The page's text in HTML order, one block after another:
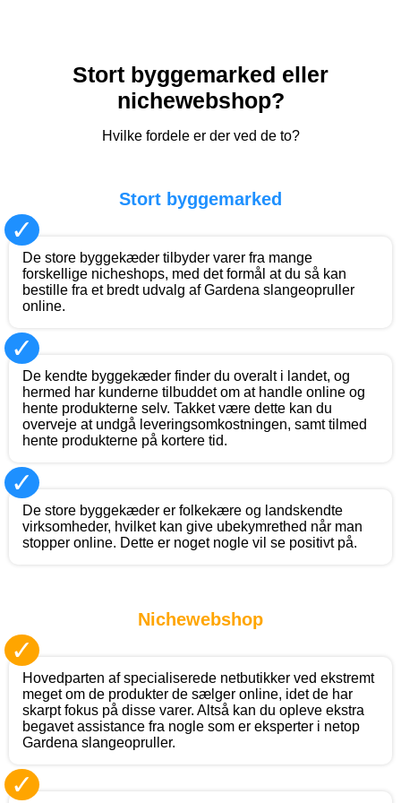
Stort byggemarked eller
nichewebshop?
Hvilke fordele er der ved de to?
Stort byggemarked
✓
De store byggekæder tilbyder varer fra mange
forskellige nicheshops, med det formål at du så kan
bestille fra et bredt udvalg af Gardena slangeopruller
online.
✓
De kendte byggekæder finder du overalt i landet, og
hermed har kunderne tilbuddet om at handle online og
hente produkterne selv. Takket være dette kan du
overveje at undgå leveringsomkostningen, samt tilmed
hente produkterne på kortere tid.
✓
De store byggekæder er folkekære og landskendte
virksomheder, hvilket kan give ubekymrethed når man
stopper online. Dette er noget nogle vil se positivt på.
Nichewebshop
✓
Hovedparten af specialiserede netbutikker ved ekstremt
meget om de produkter de sælger online, idet de har
skarpt fokus på disse varer. Altså kan du opleve ekstra
begavet assistance fra nogle som er eksperter i netop
Gardena slangeopruller.
✓